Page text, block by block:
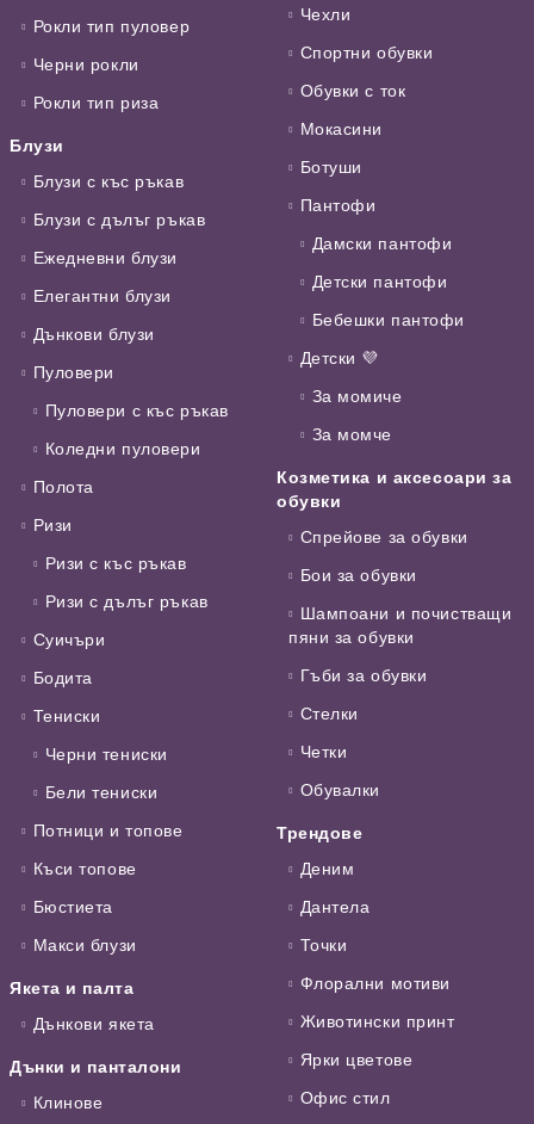
Рокли тип пуловер
Черни рокли
Рокли тип риза
Блузи
Блузи с къс ръкав
Блузи с дълъг ръкав
Ежедневни блузи
Елегантни блузи
Дънкови блузи
Пуловери
Пуловери с къс ръкав
Коледни пуловери
Полота
Ризи
Ризи с къс ръкав
Ризи с дълъг ръкав
Суичъри
Бодита
Тениски
Черни тениски
Бели тениски
Потници и топове
Къси топове
Бюстиета
Макси блузи
Якета и палта
Дънкови якета
Дънки и панталони
Клинове
Чехли
Спортни обувки
Обувки с ток
Мокасини
Ботуши
Пантофи
Дамски пантофи
Детски пантофи
Бебешки пантофи
Детски 💜
За момиче
За момче
Козметика и аксесоари за
обувки
Спрейове за обувки
Бои за обувки
Шампоани и почистващи
пяни за обувки
Гъби за обувки
Стелки
Четки
Обувалки
Трендове
Деним
Дантела
Точки
Флорални мотиви
Животински принт
Ярки цветове
Офис стил